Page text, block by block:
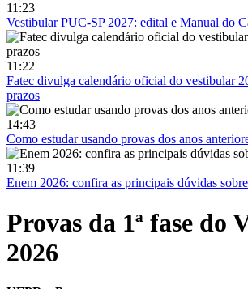
11:23
Vestibular PUC-SP 2027: edital e Manual do
11:22
Fatec divulga calendário oficial do vestibular
prazos
14:43
Como estudar usando provas dos anos
11:39
Enem 2026: confira as principais dúvidas
Provas da 1ª fase do
2026